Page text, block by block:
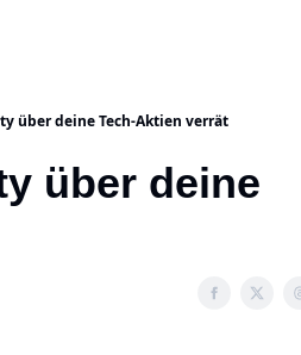
über deine Tech-Aktien verrät
über deine